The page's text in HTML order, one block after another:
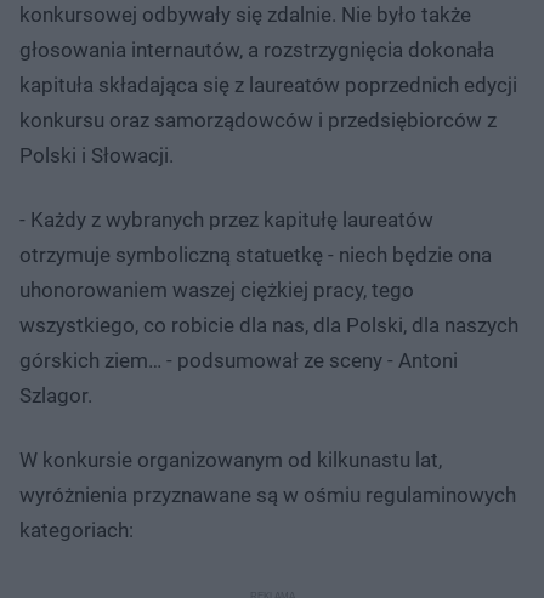
konkursowej odbywały się zdalnie. Nie było także
głosowania internautów, a rozstrzygnięcia dokonała
kapituła składająca się z laureatów poprzednich edycji
konkursu oraz samorządowców i przedsiębiorców z
Polski i Słowacji.
- Każdy z wybranych przez kapitułę laureatów
otrzymuje symboliczną statuetkę - niech będzie ona
uhonorowaniem waszej ciężkiej pracy, tego
wszystkiego, co robicie dla nas, dla Polski, dla naszych
górskich ziem… - podsumował ze sceny - Antoni
Szlagor.
W konkursie organizowanym od kilkunastu lat,
wyróżnienia przyznawane są w ośmiu regulaminowych
kategoriach: